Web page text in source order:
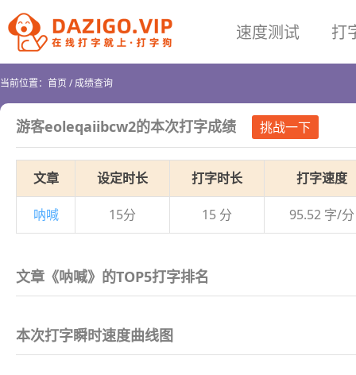
速度测试 打
当前位置： 首页/成绩查询
游客eoleqaiibcw2的本次打字成绩 挑战一下
文章 设定时长 打字时长 打字速度
呐喊 15分 15 分 95.52 字/分
文章《呐喊》的TOP5打字排名
本次打字瞬时速度曲线图